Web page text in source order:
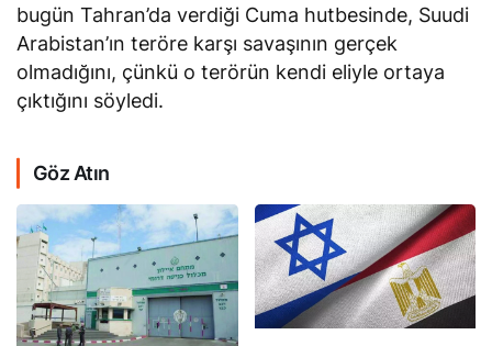
bugün Tahran’da verdiği Cuma hutbesinde, Suudi
Arabistan’ın teröre karşı savaşının gerçek
olmadığını, çünkü o terörün kendi eliyle ortaya
çıktığını söyledi.
Göz Atın